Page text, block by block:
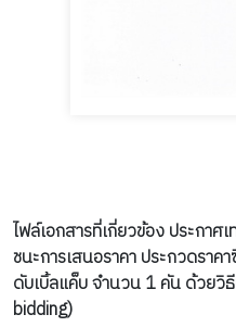
ไฟล์เอกสารที่เกี่ยวข้อง ประกาศ
ชนะการเสนอราคา ประกวดรา
ดับเบิ้ลแค็บ จำนวน 1 คัน ด้วยวิ
bidding)